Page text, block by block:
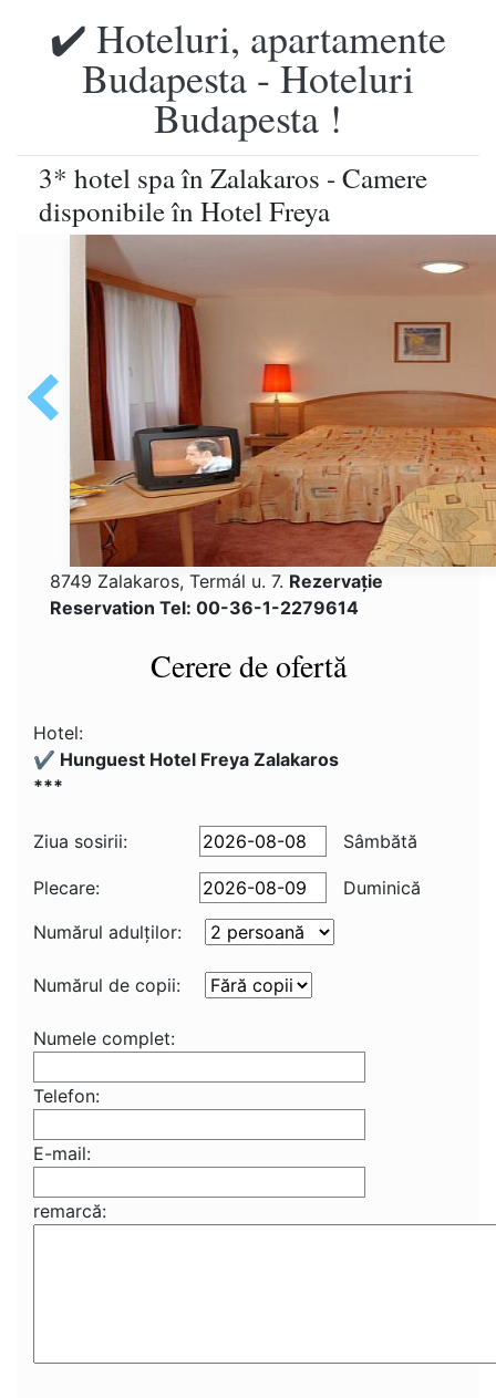
✔️ Hoteluri, apartamente
Budapesta - Hoteluri
Budapesta !
3* hotel spa în Zalakaros - Camere
disponibile în Hotel Freya
8749 Zalakaros, Termál u. 7. Rezervaţie
Reservation Tel: 00-36-1-2279614
Cerere de ofertă
Hotel:
✔️ Hunguest Hotel Freya Zalakaros
***
Ziua sosirii: Sâmbătă
Plecare:
Duminică
Numărul adulţilor:
Numărul de copii:
Numele complet:
Telefon:
E-mail:
remarcă: